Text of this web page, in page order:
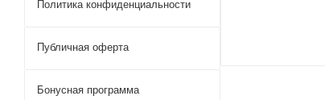
Политика конфиденциальности
Публичная оферта
Бонусная программа